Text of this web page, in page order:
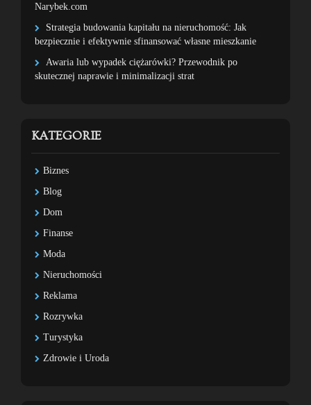
Narybek.com
Strategia budowania kapitału na nieruchomość: Jak
bezpiecznie i efektywnie sfinansować własne mieszkanie
Awaria lub wypadek ciężarówki? Przewodnik po
skutecznej naprawie i minimalizacji strat
KATEGORIE
Biznes
Blog
Dom
Finanse
Moda
Nieruchomości
Reklama
Rozrywka
Turystyka
Zdrowie i Uroda